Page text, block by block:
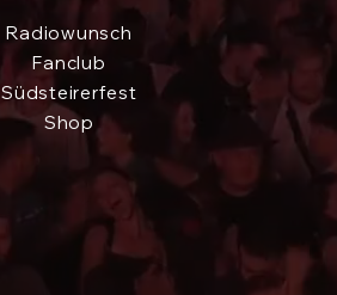
Radiowunsch
Fanclub
Südsteirerfest
Shop